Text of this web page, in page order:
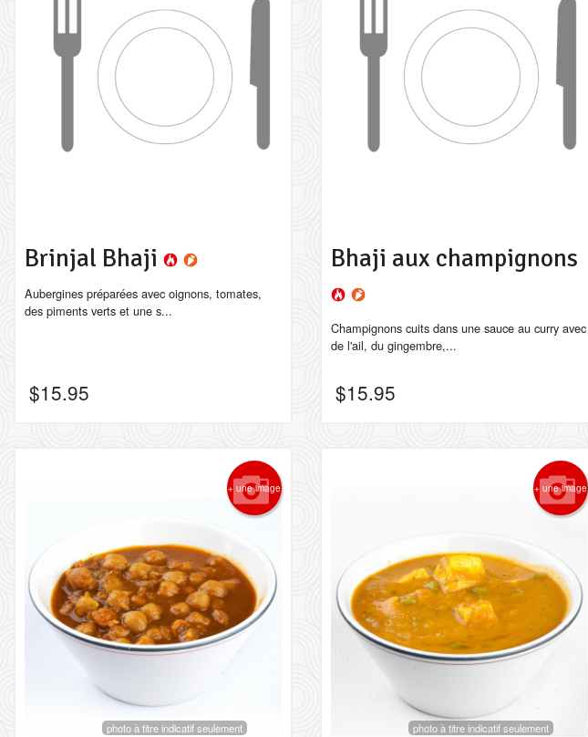
Brinjal Bhaji
Aubergines préparées avec oignons, tomates,
des piments verts et une s...
$15.95
Bhaji aux champignons
Champignons cuits dans une sauce au curry avec
de l'ail, du gingembre,...
$15.95
+ une image
photo à titre indicatif seulement
+ une image
photo à titre indicatif seulement